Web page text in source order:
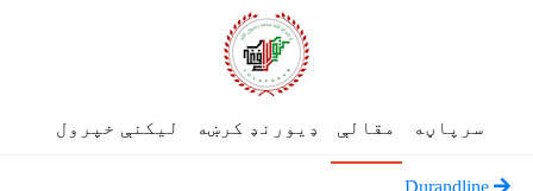
سرپاڼه مقالې ډیورنډ کرښه لیکنې خپرول